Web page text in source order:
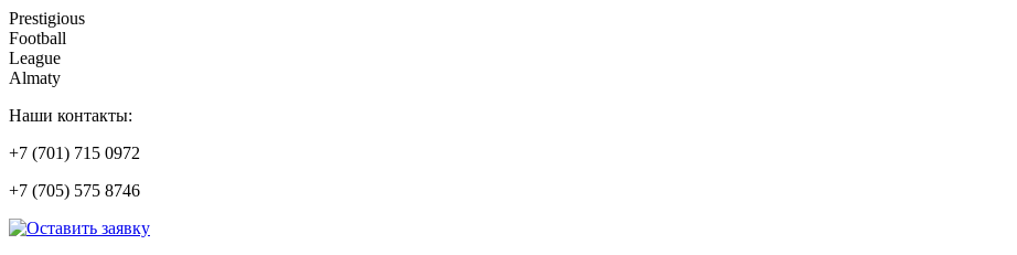
Prestigious
Football
League
Almaty
Наши контакты:
+7 (701) 715 0972
+7 (705) 575 8746